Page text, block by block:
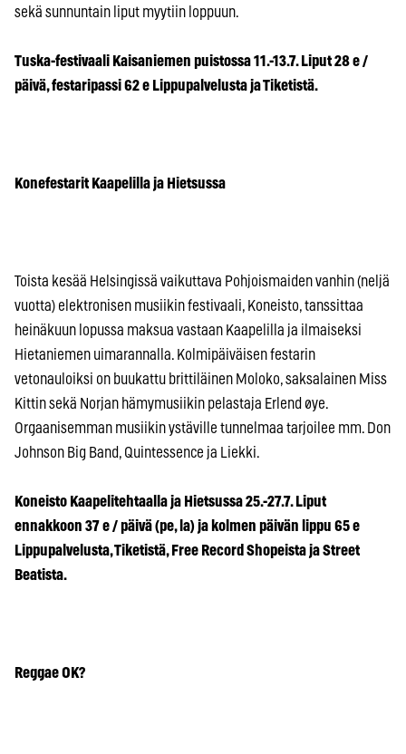
sekä sunnuntain liput myytiin loppuun.
Tuska-festivaali Kaisaniemen puistossa 11.-13.7. Liput 28 e /
päivä, festaripassi 62 e Lippupalvelusta ja Tiketistä.
Konefestarit Kaapelilla ja Hietsussa
Toista kesää Helsingissä vaikuttava Pohjoismaiden vanhin (neljä
vuotta) elektronisen musiikin festivaali, Koneisto, tanssittaa
heinäkuun lopussa maksua vastaan Kaapelilla ja ilmaiseksi
Hietaniemen uimarannalla. Kolmipäiväisen festarin
vetonauloiksi on buukattu brittiläinen Moloko, saksalainen Miss
Kittin sekä Norjan hämymusiikin pelastaja Erlend øye.
Orgaanisemman musiikin ystäville tunnelmaa tarjoilee mm. Don
Johnson Big Band, Quintessence ja Liekki.
Koneisto Kaapelitehtaalla ja Hietsussa 25.-27.7. Liput
ennakkoon 37 e / päivä (pe, la) ja kolmen päivän lippu 65 e
Lippupalvelusta, Tiketistä, Free Record Shopeista ja Street
Beatista.
Reggae OK?